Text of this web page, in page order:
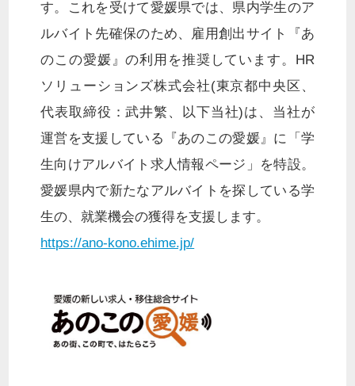
す。これを受けて愛媛県では、県内学生のア
ルバイト先確保のため、雇用創出サイト『あ
のこの愛媛』の利用を推奨しています。HR
ソリューションズ株式会社(東京都中央区、
代表取締役：武井繁、以下当社)は、当社が
運営を支援している『あのこの愛媛』に「学
生向けアルバイト求人情報ページ」を特設。
愛媛県内で新たなアルバイトを探している学
生の、就業機会の獲得を支援します。
https://ano-kono.ehime.jp/